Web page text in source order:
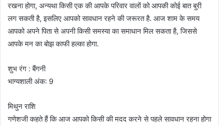
रखना होगा, अन्यथा किसी एक की आपके परिवार वालों को आपकी कोई बात बुरी
लग सकती है, इसलिए आपको सावधान रहने की जरूरत है. आज शाम के समय
आपको अपने पिता से अपनी किसी समस्या का समाधान मिल सकता है, जिससे
आपके मन का बोझ काफी हल्का होगा.
शुभ रंग : बैंगनी
भाग्यशाली अंक: 9
मिथुन राशि
गणेशजी कहते हैं कि आज आपको किसी की मदद करने से पहले सावधान रहना होगा